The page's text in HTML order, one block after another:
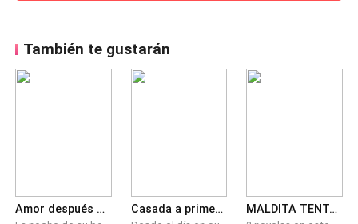
También te gustarán
Amor después del Divorcio Casada a primera vista MALDITA TENTACIÓN. Engañada por el prometido de mi hermana